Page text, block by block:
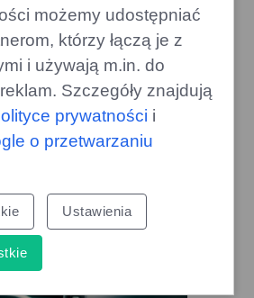
Jaecoo 5: Chińska
rynkowych
możemy udostępniać
którzy łączą je z
i używają m.in. do
Szczegóły znajdują
prywatności i
o przetwarzaniu
Ustawienia